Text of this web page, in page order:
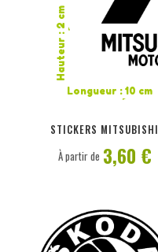
Hauteur : 2 cm
Longueur : 10 cm
STICKERS MITSUBISHI
PERSONNALISER
À partir de 3,60 €